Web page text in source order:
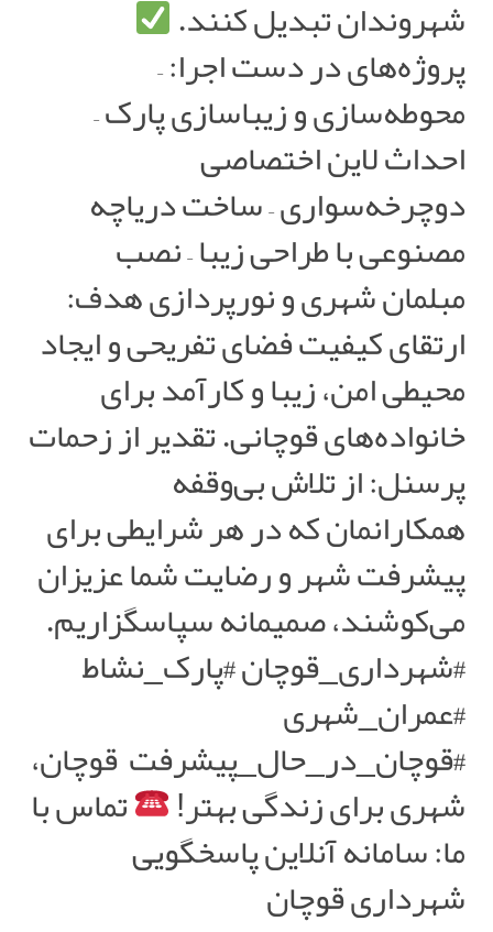
شهروندان تبدیل کنند.
پروژه‌های در دست اجرا: –
محوطه‌سازی و زیباسازی پارک –
احداث لاین اختصاصی
دوچرخه‌سواری – ساخت دریاچه
مصنوعی با طراحی زیبا – نصب
مبلمان شهری و نورپردازی هدف:
ارتقای کیفیت فضای تفریحی و ایجاد
محیطی امن، زیبا و کارآمد برای
خانواده‌های قوچانی. تقدیر از زحمات
پرسنل: از تلاش بی‌وقفه
همکارانمان که در هر شرایطی برای
پیشرفت شهر و رضایت شما عزیزان
می‌کوشند، صمیمانه سپاسگزاریم.
#شهرداری_قوچان #پارک_نشاط
#عمران_شهری
#قوچان_در_حال_پیشرفتقوچان،
شهری برای زندگی بهتر! تماس با
ما: سامانه آنلاین پاسخگویی
شهرداری قوچان